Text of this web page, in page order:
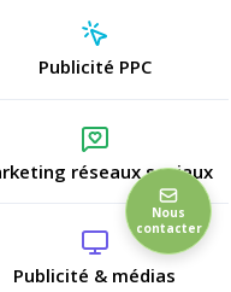
Publicité PPC
réseaux sociaux
Publicité & médias
Nous
contacter